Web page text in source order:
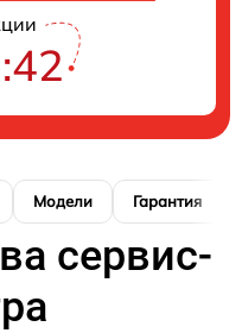
Модели Гарантия
сервис-